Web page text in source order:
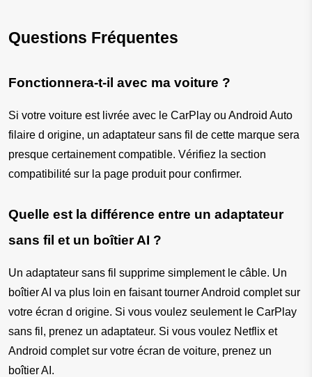
Questions Fréquentes
Fonctionnera-t-il avec ma voiture ?
Si votre voiture est livrée avec le CarPlay ou Android Auto
filaire d origine, un adaptateur sans fil de cette marque sera
presque certainement compatible. Vérifiez la section
compatibilité sur la page produit pour confirmer.
Quelle est la différence entre un adaptateur
sans fil et un boîtier AI ?
Un adaptateur sans fil supprime simplement le câble. Un
boîtier AI va plus loin en faisant tourner Android complet sur
votre écran d origine. Si vous voulez seulement le CarPlay
sans fil, prenez un adaptateur. Si vous voulez Netflix et
Android complet sur votre écran de voiture, prenez un
boîtier AI.